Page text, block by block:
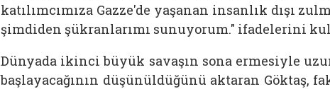
katılımcımıza Gazze'de yaşanan insanlık dışı
şimdiden şükranlarımı sunuyorum." ifadelerini
Dünyada ikinci büyük savaşın sona ermesiyle
başlayacağının düşünüldüğünü aktaran Göktaş,